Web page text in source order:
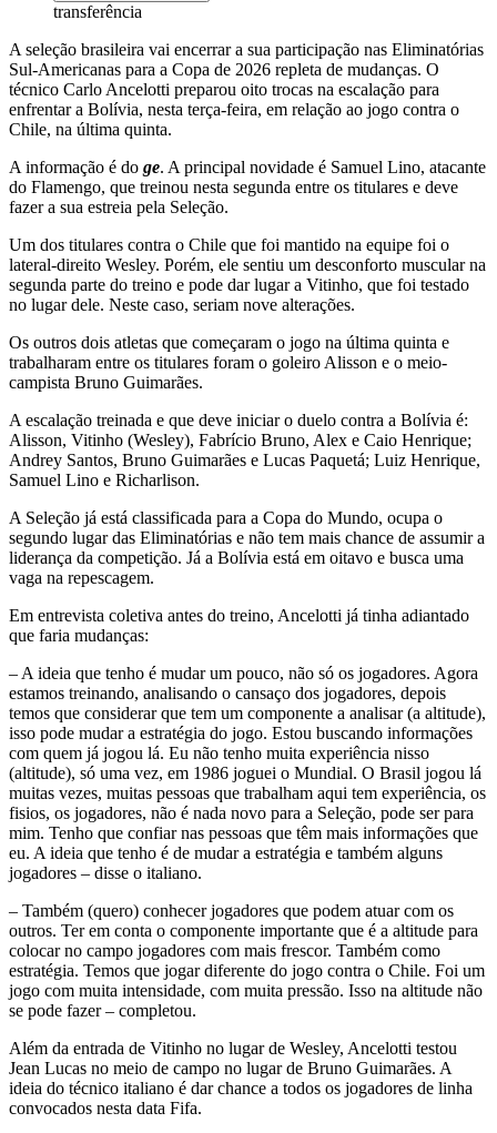
transferência
A seleção brasileira vai encerrar a sua participação nas Eliminatórias
Sul-Americanas para a Copa de 2026 repleta de mudanças. O
técnico Carlo Ancelotti preparou oito trocas na escalação para
enfrentar a Bolívia, nesta terça-feira, em relação ao jogo contra o
Chile, na última quinta.
A informação é do ge. A principal novidade é Samuel Lino, atacante
do Flamengo, que treinou nesta segunda entre os titulares e deve
fazer a sua estreia pela Seleção.
Um dos titulares contra o Chile que foi mantido na equipe foi o
lateral-direito Wesley. Porém, ele sentiu um desconforto muscular na
segunda parte do treino e pode dar lugar a Vitinho, que foi testado
no lugar dele. Neste caso, seriam nove alterações.
Os outros dois atletas que começaram o jogo na última quinta e
trabalharam entre os titulares foram o goleiro Alisson e o meio-
campista Bruno Guimarães.
A escalação treinada e que deve iniciar o duelo contra a Bolívia é:
Alisson, Vitinho (Wesley), Fabrício Bruno, Alex e Caio Henrique;
Andrey Santos, Bruno Guimarães e Lucas Paquetá; Luiz Henrique,
Samuel Lino e Richarlison.
A Seleção já está classificada para a Copa do Mundo, ocupa o
segundo lugar das Eliminatórias e não tem mais chance de assumir a
liderança da competição. Já a Bolívia está em oitavo e busca uma
vaga na repescagem.
Em entrevista coletiva antes do treino, Ancelotti já tinha adiantado
que faria mudanças:
– A ideia que tenho é mudar um pouco, não só os jogadores. Agora
estamos treinando, analisando o cansaço dos jogadores, depois
temos que considerar que tem um componente a analisar (a altitude),
isso pode mudar a estratégia do jogo. Estou buscando informações
com quem já jogou lá. Eu não tenho muita experiência nisso
(altitude), só uma vez, em 1986 joguei o Mundial. O Brasil jogou lá
muitas vezes, muitas pessoas que trabalham aqui tem experiência, os
fisios, os jogadores, não é nada novo para a Seleção, pode ser para
mim. Tenho que confiar nas pessoas que têm mais informações que
eu. A ideia que tenho é de mudar a estratégia e também alguns
jogadores – disse o italiano.
– Também (quero) conhecer jogadores que podem atuar com os
outros. Ter em conta o componente importante que é a altitude para
colocar no campo jogadores com mais frescor. Também como
estratégia. Temos que jogar diferente do jogo contra o Chile. Foi um
jogo com muita intensidade, com muita pressão. Isso na altitude não
se pode fazer – completou.
Além da entrada de Vitinho no lugar de Wesley, Ancelotti testou
Jean Lucas no meio de campo no lugar de Bruno Guimarães. A
ideia do técnico italiano é dar chance a todos os jogadores de linha
convocados nesta data Fifa.